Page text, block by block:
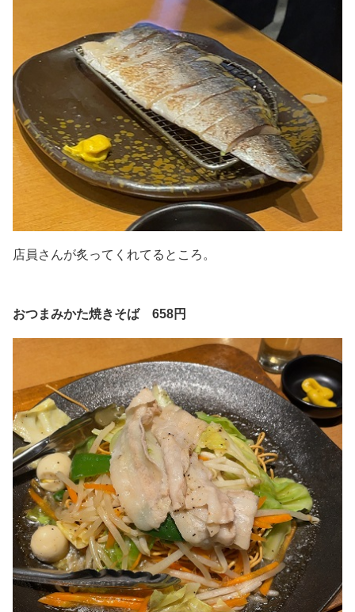
店員さんが炙ってくれてるところ。
おつまみかた焼きそば 658円